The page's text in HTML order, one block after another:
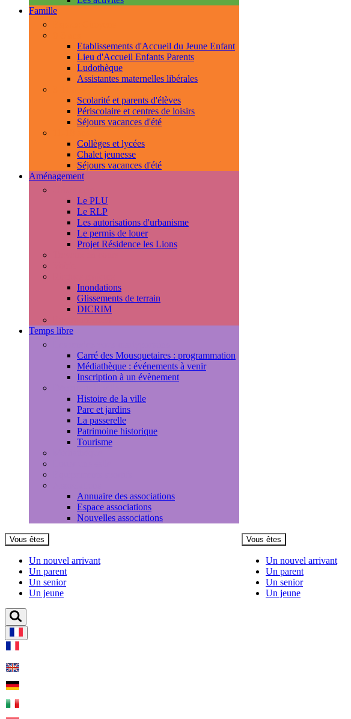
Famille
Etablissements d'Accueil du Jeune Enfant
Lieu d'Accueil Enfants Parents
Ludothèque
Assistantes maternelles libérales
Scolarité et parents d'élèves
Périscolaire et centres de loisirs
Séjours vacances d'été
Collèges et lycées
Chalet jeunesse
Séjours vacances d'été
Aménagement
Le PLU
Le RLP
Les autorisations d'urbanisme
Le permis de louer
Projet Résidence les Lions
Inondations
Glissements de terrain
DICRIM
Temps libre
Carré des Mousquetaires : programmation
Médiathèque : événements à venir
Inscription à un évènement
Histoire de la ville
Parc et jardins
La passerelle
Patrimoine historique
Tourisme
Annuaire des associations
Espace associations
Nouvelles associations
Vous êtes
Un nouvel arrivant
Un parent
Un senior
Un jeune
Vous êtes
Un nouvel arrivant
Un parent
Un senior
Un jeune